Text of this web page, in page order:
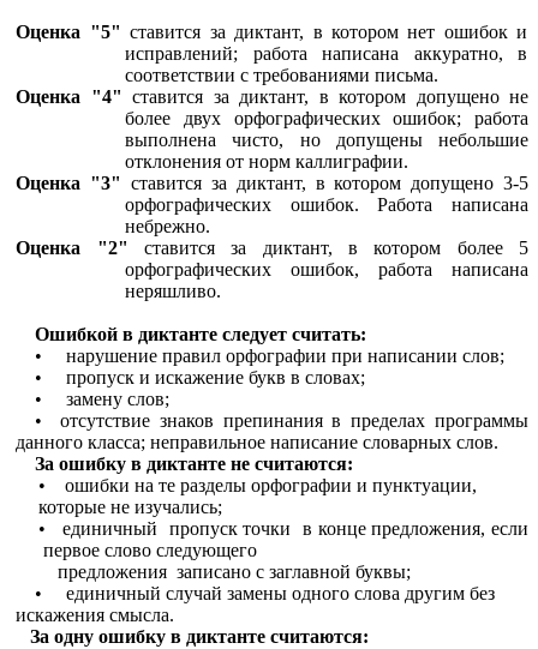
Оценка "5" ставится за диктант, в котором нет ошибок и
исправлений; работа написана аккуратно, в
соответствии с требованиями письма.
Оценка "4" ставится за диктант, в котором допущено не
более двух орфографических ошибок; работа
выполнена чисто, но допущены небольшие
отклонения от норм каллиграфии.
Оценка "3" ставится за диктант, в котором допущено 3-5
орфографических ошибок. Работа написана
небрежно.
Оценка "2"
ставится за диктант, в котором более 5
орфографических ошибок, работа написана
неряшливо.
Ошибкой в диктанте следует считать:
• нарушение правил орфографии при написании слов;
• пропуск и искажение букв в словах;
• замену слов;
• отсутствие знаков препинания в пределах программы
данного класса; неправильное написание словарных слов.
За ошибку в диктанте не считаются:
• ошибки на те разделы орфографии и пунктуации,
которые не изучались;
• единичный пропуск точки в конце предложения, если
первое слово следующего
предложения записано с заглавной буквы;
• единичный случай замены одного слова другим без
искажения смысла.
За одну ошибку в диктанте считаются: